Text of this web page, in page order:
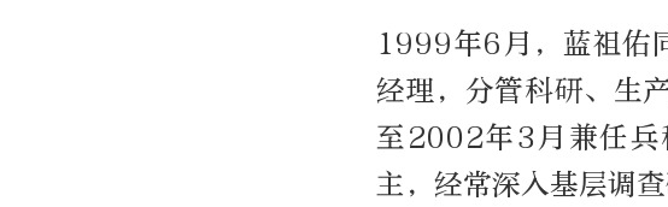
1999年6月，蓝祖佑
经理，分管科研、生
至2002年3月兼任兵
主，经常深入基层调